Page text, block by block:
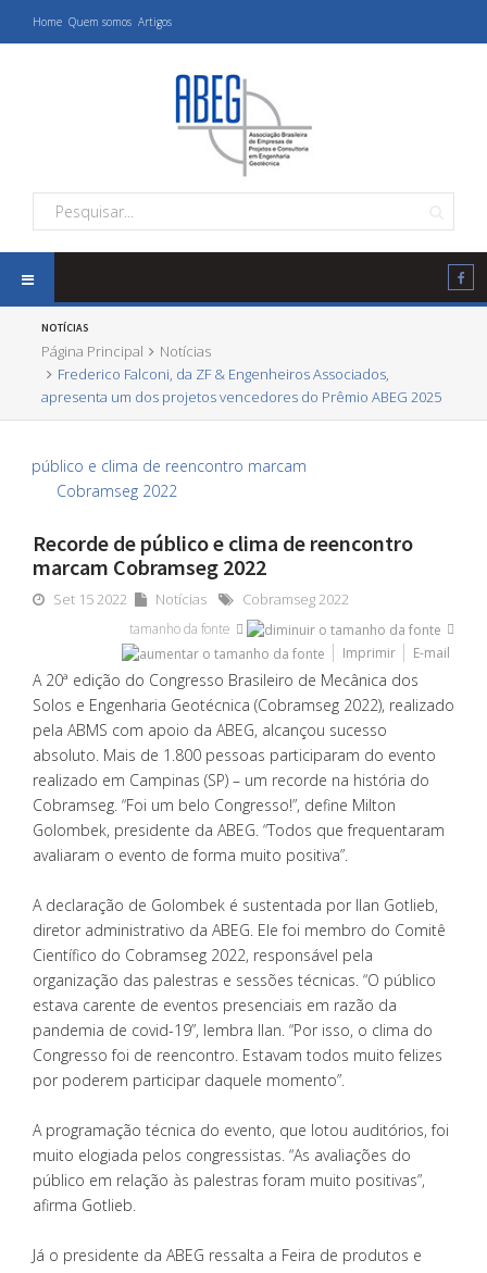
Home Quem somos Artigos
NOTÍCIAS
Página Principal
Notícias
Frederico Falconi, da ZF & Engenheiros Associados,
apresenta um dos projetos vencedores do Prêmio ABEG 2025
Recorde de público e clima de reencontro
marcam Cobramseg 2022
Set 15 2022 Notícias Cobramseg 2022
tamanho da fonte
Imprimir
E-mail
A 20ª edição do Congresso Brasileiro de Mecânica dos
Solos e Engenharia Geotécnica (Cobramseg 2022), realizado
pela ABMS com apoio da ABEG, alcançou sucesso
absoluto. Mais de 1.800 pessoas participaram do evento
realizado em Campinas (SP) – um recorde na história do
Cobramseg. “Foi um belo Congresso!”, define Milton
Golombek, presidente da ABEG. “Todos que frequentaram
avaliaram o evento de forma muito positiva”.
A declaração de Golombek é sustentada por Ilan Gotlieb,
diretor administrativo da ABEG. Ele foi membro do Comitê
Científico do Cobramseg 2022, responsável pela
organização das palestras e sessões técnicas. “O público
estava carente de eventos presenciais em razão da
pandemia de covid-19”, lembra Ilan. “Por isso, o clima do
Congresso foi de reencontro. Estavam todos muito felizes
por poderem participar daquele momento”.
A programação técnica do evento, que lotou auditórios, foi
muito elogiada pelos congressistas. “As avaliações do
público em relação às palestras foram muito positivas”,
afirma Gotlieb.
Já o presidente da ABEG ressalta a Feira de produtos e